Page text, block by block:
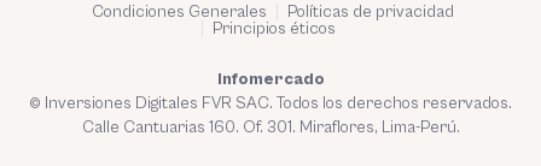
Condiciones Generales
Políticas de privacidad
Principios éticos
Infomercado
© Inversiones Digitales FVR SAC. Todos los derechos reservados.
Calle Cantuarias 160. Of. 301. Miraflores, Lima-Perú.